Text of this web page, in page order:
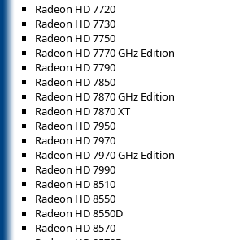
Radeon HD 7720
Radeon HD 7730
Radeon HD 7750
Radeon HD 7770 GHz Edition
Radeon HD 7790
Radeon HD 7850
Radeon HD 7870 GHz Edition
Radeon HD 7870 XT
Radeon HD 7950
Radeon HD 7970
Radeon HD 7970 GHz Edition
Radeon HD 7990
Radeon HD 8510
Radeon HD 8550
Radeon HD 8550D
Radeon HD 8570